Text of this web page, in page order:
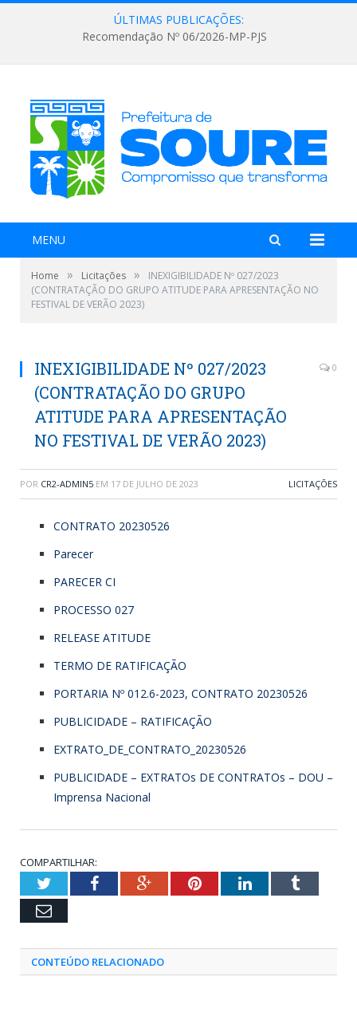
ÚLTIMAS PUBLICAÇÕES:
Recomendação Nº 06/2026-MP-PJS
MENU
Home » Licitações »
INEXIGIBILIDADE Nº 027/2023
(CONTRATAÇÃO DO GRUPO ATITUDE PARA APRESENTAÇÃO NO
FESTIVAL DE VERÃO 2023)
INEXIGIBILIDADE Nº 027/2023
(CONTRATAÇÃO DO GRUPO
ATITUDE PARA APRESENTAÇÃO
NO FESTIVAL DE VERÃO 2023)
0
POR CR2-ADMIN5 EM 17 DE JULHO DE 2023 LICITAÇÕES
CONTRATO 20230526
Parecer
PARECER CI
PROCESSO 027
RELEASE ATITUDE
TERMO DE RATIFICAÇÃO
PORTARIA Nº 012.6-2023, CONTRATO 20230526
PUBLICIDADE – RATIFICAÇÃO
EXTRATO_DE_CONTRATO_20230526
PUBLICIDADE – EXTRATOs DE CONTRATOs – DOU –
Imprensa Nacional
COMPARTILHAR:
TwitterFacebookGoogle+PinterestLinkedInTumblr
Email
CONTEÚDO RELACIONADO